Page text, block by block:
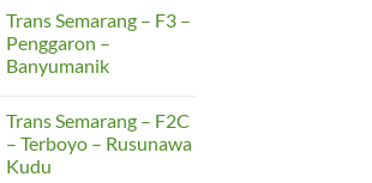
Gunungpati
BSB
City
on
Trans
Semarang
–
Gunungpati
Taman
Anggur
Trans Semarang – F3 –
Penggaron –
Banyumanik
on
Trans
Semarang
–
Trans Semarang – F2C
– Terboyo – Rusunawa
Kudu